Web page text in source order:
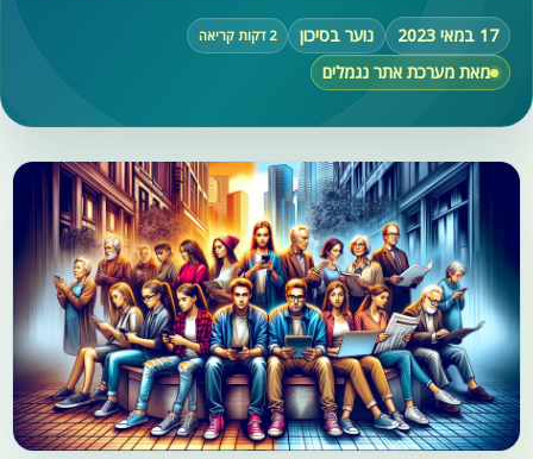
17 במאי 2023 נוער בסיכון 2 דקות קריאה
מאת מערכת אתר נגמלים